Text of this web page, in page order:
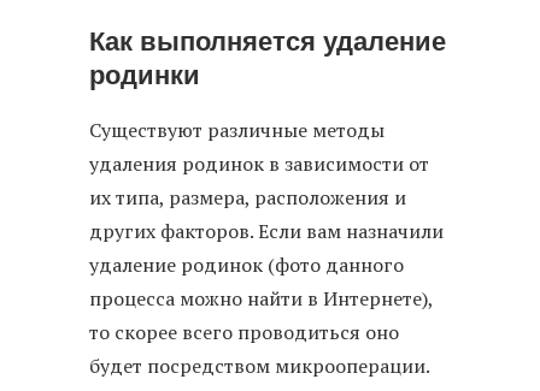
Как выполняется удаление
родинки
Существуют различные методы
удаления родинок в зависимости от
их типа, размера, расположения и
других факторов. Если вам назначили
удаление родинок (фото данного
процесса можно найти в Интернете),
то скорее всего проводиться оно
будет посредством микрооперации.